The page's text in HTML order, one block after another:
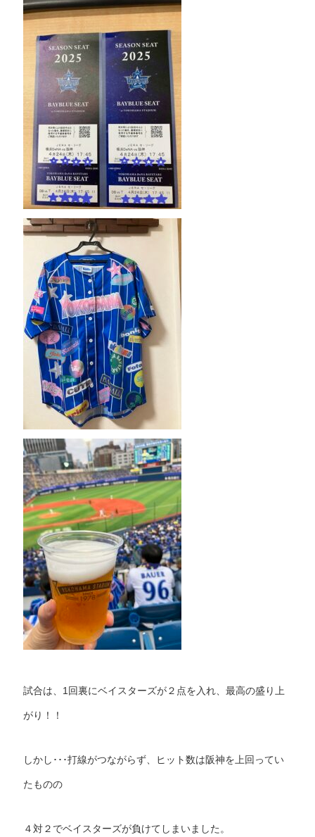
試合は、1回裏にベイスターズが２点を入れ、最高の盛り上
がり！！
しかし･･･打線がつながらず、ヒット数は阪神を上回ってい
たものの
４対２でベイスターズが負けてしまいました。